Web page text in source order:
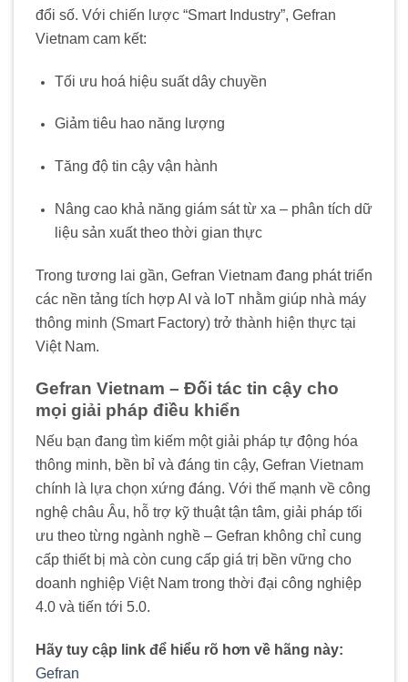
đổi số. Với chiến lược “Smart Industry”, Gefran
Vietnam cam kết:
Tối ưu hoá hiệu suất dây chuyền
Giảm tiêu hao năng lượng
Tăng độ tin cậy vận hành
Nâng cao khả năng giám sát từ xa – phân tích dữ
liệu sản xuất theo thời gian thực
Trong tương lai gần, Gefran Vietnam đang phát triển
các nền tảng tích hợp AI và IoT nhằm giúp nhà máy
thông minh (Smart Factory) trở thành hiện thực tại
Việt Nam.
Gefran Vietnam – Đối tác tin cậy cho
mọi giải pháp điều khiển
Nếu bạn đang tìm kiếm một giải pháp tự động hóa
thông minh, bền bỉ và đáng tin cậy, Gefran Vietnam
chính là lựa chọn xứng đáng. Với thế mạnh về công
nghệ châu Âu, hỗ trợ kỹ thuật tận tâm, giải pháp tối
ưu theo từng ngành nghề – Gefran không chỉ cung
cấp thiết bị mà còn cung cấp giá trị bền vững cho
doanh nghiệp Việt Nam trong thời đại công nghiệp
4.0 và tiến tới 5.0.
Hãy tuy cập link để hiểu rõ hơn về hãng này:
Gefran